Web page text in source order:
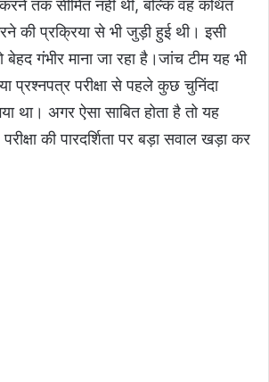
तक सीमित नहीं थी, बल्कि वह कथित
की प्रक्रिया से भी जुड़ी हुई थी। इसी
गंभीर माना जा रहा है।जांच टीम यह भी
प्रश्नपत्र परीक्षा से पहले कुछ चुनिंदा
था। अगर ऐसा साबित होता है तो यह
की पारदर्शिता पर बड़ा सवाल खड़ा कर